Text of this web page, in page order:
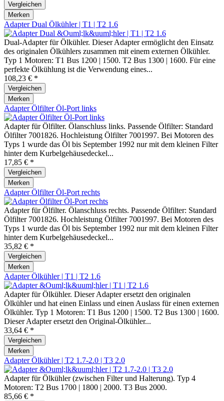
Vergleichen
Merken
Adapter Dual Ölkühler | T1 | T2 1.6
Dual-Adapter für Ölkühler. Dieser Adapter ermöglicht den Einsatz
des originalen Ölkühlers zusammen mit einem externen Ölkühler.
Typ 1 Motoren: T1 Bus 1200 | 1500. T2 Bus 1300 | 1600. Für eine
perfekte Ölkühlung ist die Verwendung eines...
108,23 € *
Vergleichen
Merken
Adapter Ölfilter Öl-Port links
Adapter für Ölfilter. Ölanschluss links. Passende Ölfilter: Standard
Ölfilter 7001826. Hochleistung Ölfilter 7001997. Bei Motoren des
Typs 1 wurde das Öl bis September 1992 nur mit dem kleinen Filter
hinter dem Kurbelgehäusedeckel...
17,85 € *
Vergleichen
Merken
Adapter Ölfilter Öl-Port rechts
Adapter für Ölfilter. Ölanschluss rechts. Passende Ölfilter: Standard
Ölfilter 7001826. Hochleistung Ölfilter 7001997. Bei Motoren des
Typs 1 wurde das Öl bis September 1992 nur mit dem kleinen Filter
hinter dem Kurbelgehäusedeckel...
35,82 € *
Vergleichen
Merken
Adapter Ölkühler | T1 | T2 1.6
Adapter für Ölkühler. Dieser Adapter ersetzt den originalen
Ölkühler und hat einen Einlass und einen Auslass für einen externen
Ölkühler. Typ 1 Motoren: T1 Bus 1200 | 1500. T2 Bus 1300 | 1600.
Dieser Adapter ersetzt den Original-Ölkühler...
33,64 € *
Vergleichen
Merken
Adapter Ölkühler | T2 1.7-2.0 | T3 2.0
Adapter für Ölkühler (zwischen Filter und Halterung). Typ 4
Motoren: T2 Bus 1700 | 1800 | 2000. T3 Bus 2000.
85,66 € *